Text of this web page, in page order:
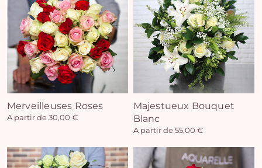
Merveilleuses Roses
A partir de 30,00 €
Majestueux Bouquet
Blanc
A partir de 55,00 €